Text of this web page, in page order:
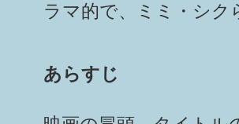
ラマ的で、ミミ・シク
あらすじ